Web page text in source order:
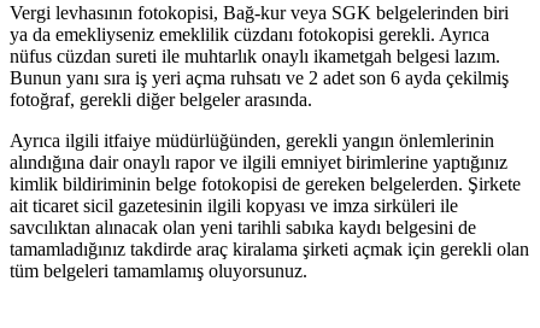
Vergi levhasının fotokopisi, Bağ-kur veya SGK belgelerinden biri
ya da emekliyseniz emeklilik cüzdanı fotokopisi gerekli. Ayrıca
nüfus cüzdan sureti ile muhtarlık onaylı ikametgah belgesi lazım.
Bunun yanı sıra iş yeri açma ruhsatı ve 2 adet son 6 ayda çekilmiş
fotoğraf, gerekli diğer belgeler arasında.
Ayrıca ilgili itfaiye müdürlüğünden, gerekli yangın önlemlerinin
alındığına dair onaylı rapor ve ilgili emniyet birimlerine yaptığınız
kimlik bildiriminin belge fotokopisi de gereken belgelerden. Şirkete
ait ticaret sicil gazetesinin ilgili kopyası ve imza sirküleri ile
savcılıktan alınacak olan yeni tarihli sabıka kaydı belgesini de
tamamladığınız takdirde araç kiralama şirketi açmak için gerekli olan
tüm belgeleri tamamlamış oluyorsunuz.